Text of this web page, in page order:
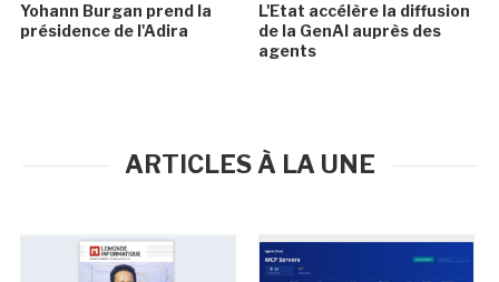
Yohann Burgan prend la
présidence de l'Adira
L'Etat accélère la diffusion
de la GenAI auprès des
agents
ARTICLES À LA UNE